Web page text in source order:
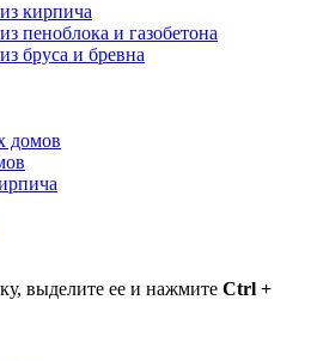
кирпича
пеноблока и газобетона
бруса и бревна
домов
выделите ее и нажмите Ctrl +